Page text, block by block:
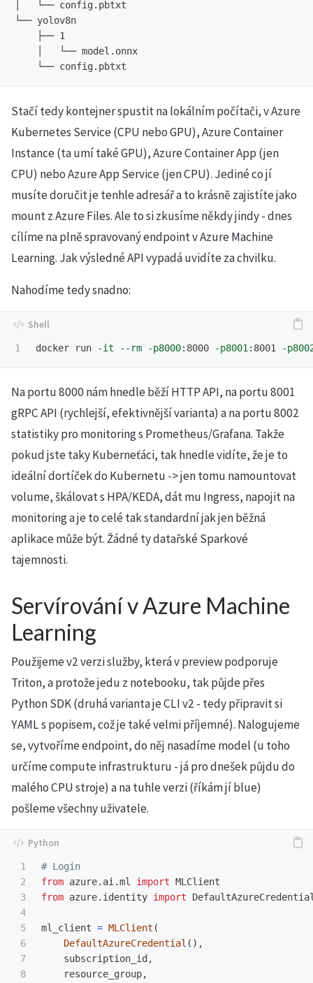
│   └── config.pbtxt
└── yolov8n
    ├── 1
    │   └── model.onnx
Stačí tedy kontejner spustit na lokálním počítači, v Azure
Kubernetes Service (CPU nebo GPU), Azure Container
Instance (ta umí také GPU), Azure Container App (jen
CPU) nebo Azure App Service (jen CPU). Jediné co jí
musíte doručit je tenhle adresář a to krásně zajistíte jako
mount z Azure Files. Ale to si zkusíme někdy jindy - dnes
cílíme na plně spravovaný endpoint v Azure Machine
Learning. Jak výsledné API vypadá uvidíte za chvilku.
Nahodíme tedy snadno:
docker run -it --rm -p8000:8000 -p8001 :8001 -
Na portu 8000 nám hnedle běží HTTP API, na portu 8001
gRPC API (rychlejší, efektivnější varianta) a na portu 8002
statistiky pro monitoring s Prometheus/Grafana. Takže
pokud jste taky Kuberneťáci, tak hnedle vidíte, že je to
ideální dortíček do Kubernetu -> jen tomu namountovat
volume, škálovat s HPA/KEDA, dát mu Ingress, napojit na
monitoring a je to celé tak standardní jak jen běžná
aplikace může být. Žádné ty datařské Sparkové
tajemnosti.
Servírování v Azure Machine
Learning
Použijeme v2 verzi služby, která v preview podporuje
Triton, a protože jedu z notebooku, tak půjde přes
Python SDK (druhá varianta je CLI v2 - tedy připravit si
YAML s popisem, což je také velmi příjemné). Nalogujeme
se, vytvoříme endpoint, do něj nasadíme model (u toho
určíme compute infrastrukturu - já pro dnešek půjdu do
malého CPU stroje) a na tuhle verzi (říkám jí blue)
pošleme všechny uživatele.
1
2
3
4
5
6
7
8
from azure.ai.ml import MLClient
from azure.identity import
ml_client = MLClient (
DefaultAzureCredential (),
subscription_id ,
resource_group,